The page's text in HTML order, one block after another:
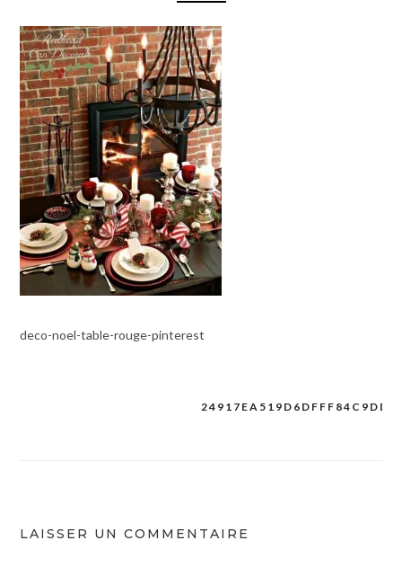
deco-noel-table-rouge-pinterest
LAISSER UN COMMENTAIRE